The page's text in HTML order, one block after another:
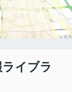
イブラ